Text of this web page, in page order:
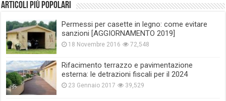
Articoli più popolari
Permessi per casette in legno: come evitare
sanzioni [AGGIORNAMENTO 2019]
18 Novembre 2016 72,548
Rifacimento terrazzo e pavimentazione
esterna: le detrazioni fiscali per il 2024
23 Gennaio 2017 39,529